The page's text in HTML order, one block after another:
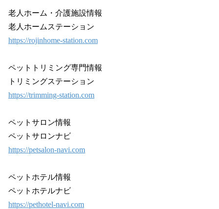
老人ホーム・介護施設情報
老人ホームステーション
https://rojinhome-station.com
ペットトリミング専門情報
トリミングステーション
https://trimming-station.com
ペットサロン情報
ペットサロンナビ
https://petsalon-navi.com
ペットホテル情報
ペットホテルナビ
https://pethotel-navi.com